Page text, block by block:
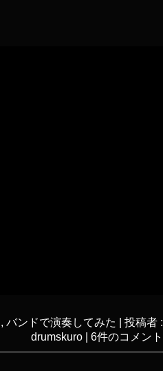
, バンドで演奏してみた
投稿者 :
drumskuro
6件のコメント